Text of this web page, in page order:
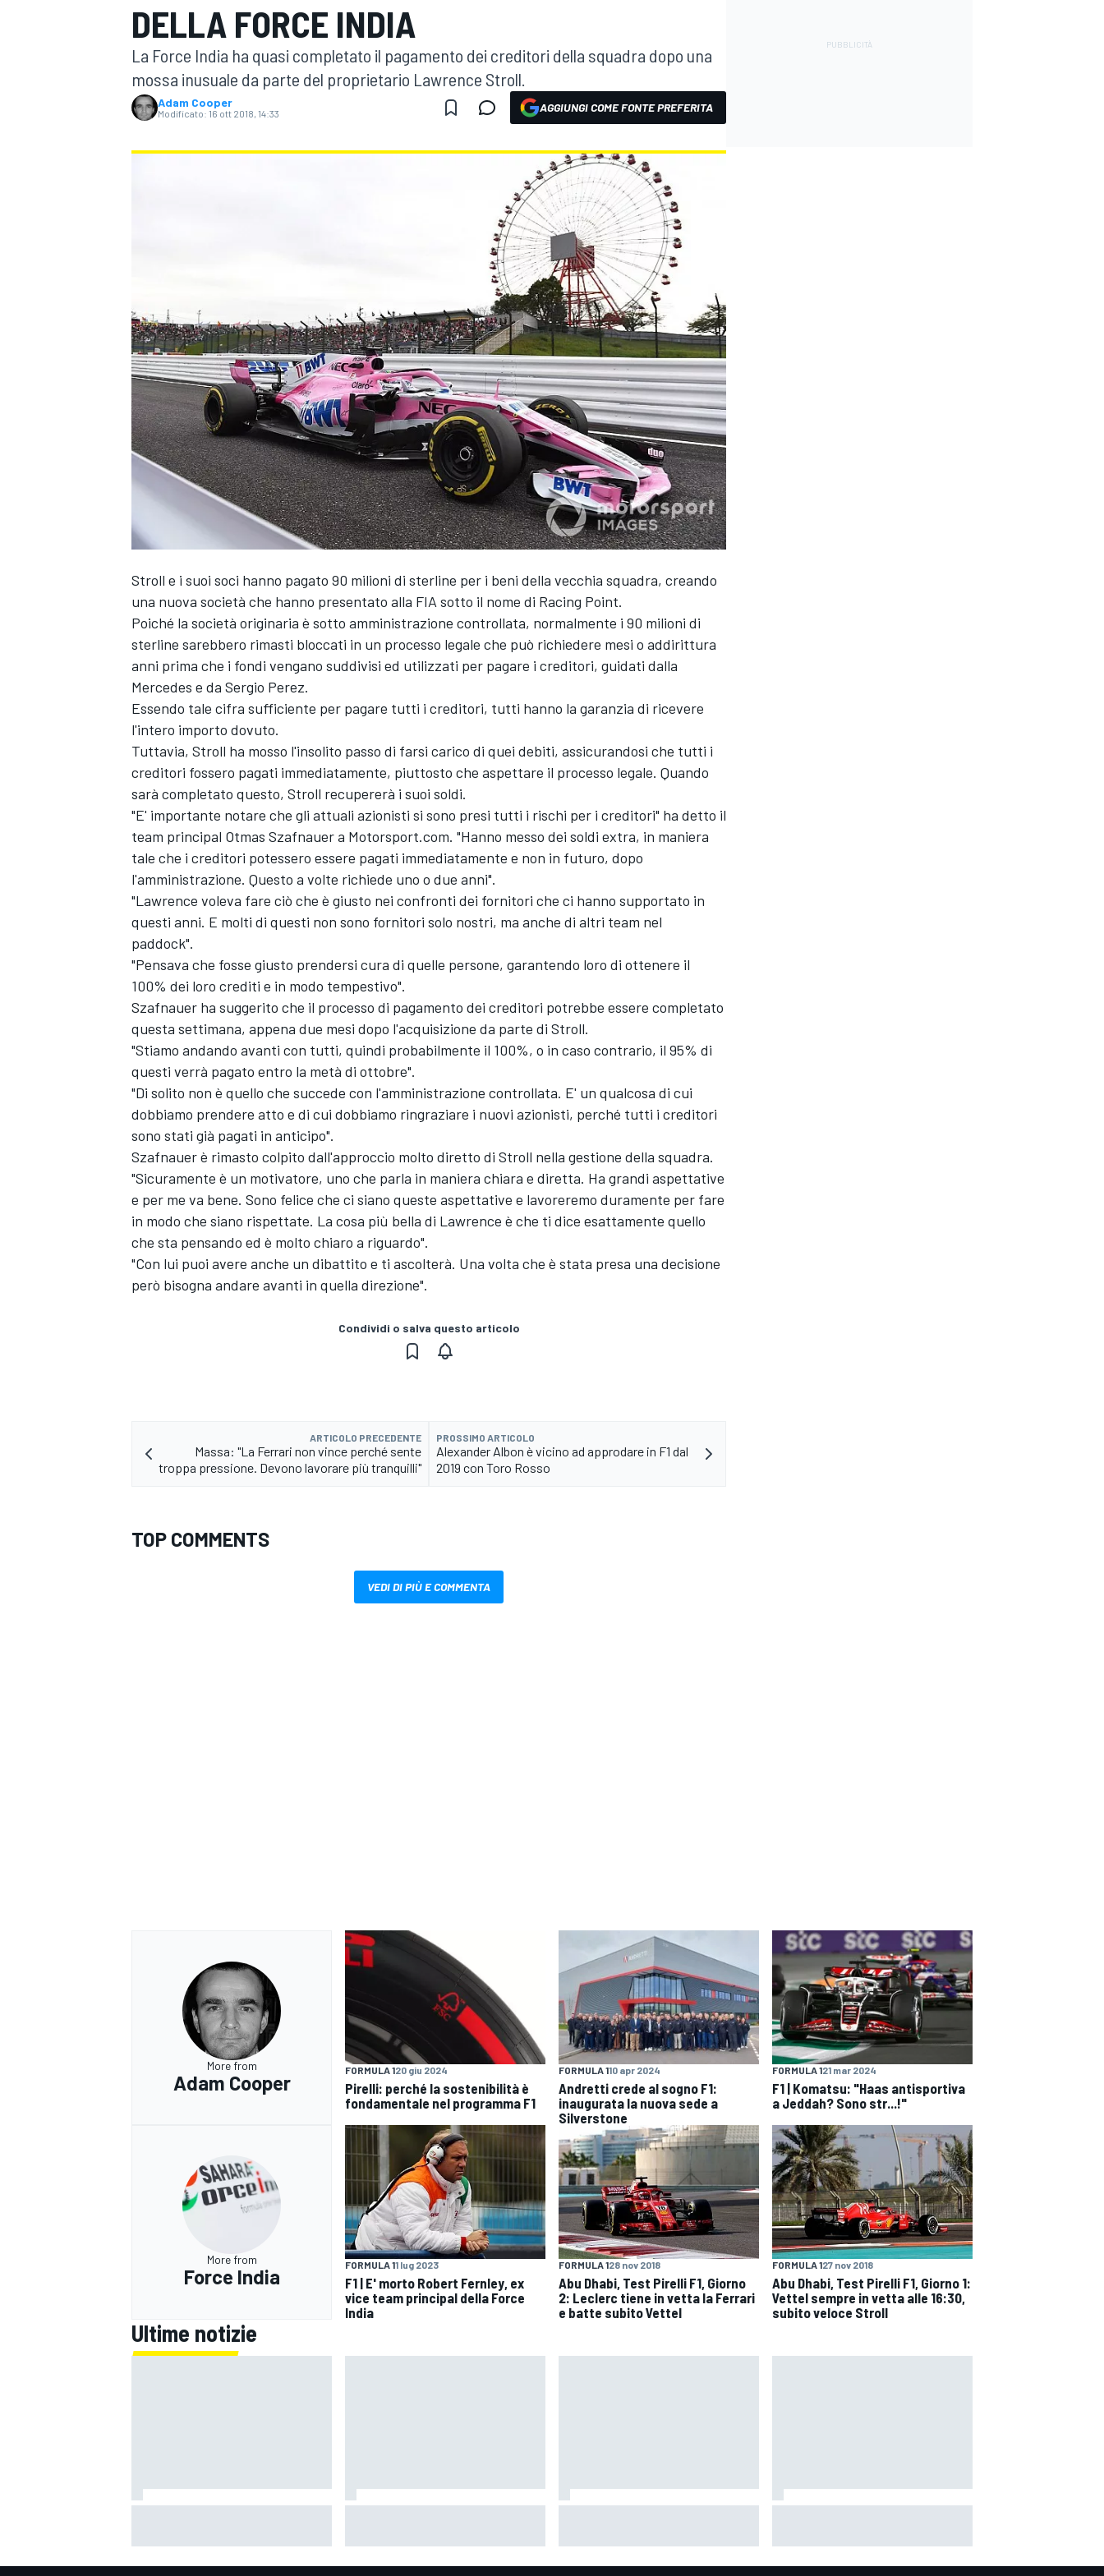
MOTOGP WEC
MONOPOSTO
DELLA FORCE INDIA
La Force India ha quasi completato il pagamento dei creditori della squadra dopo una
mossa inusuale da parte del proprietario Lawrence Stroll.
Adam Cooper
Modificato: 16 ott 2018, 14:33 AGGIUNGI COME FONTE PREFERITA
Stroll e i suoi soci hanno pagato 90 milioni di sterline per i beni della vecchia squadra, creando
una nuova società che hanno presentato alla FIA sotto il nome di Racing Point.
Poiché la società originaria è sotto amministrazione controllata, normalmente i 90 milioni di
sterline sarebbero rimasti bloccati in un processo legale che può richiedere mesi o addirittura
anni prima che i fondi vengano suddivisi ed utilizzati per pagare i creditori, guidati dalla
Mercedes e da Sergio Perez.
Essendo tale cifra sufficiente per pagare tutti i creditori, tutti hanno la garanzia di ricevere
l'intero importo dovuto.
Tuttavia, Stroll ha mosso l'insolito passo di farsi carico di quei debiti, assicurandosi che tutti i
creditori fossero pagati immediatamente, piuttosto che aspettare il processo legale. Quando
sarà completato questo, Stroll recupererà i suoi soldi.
"E' importante notare che gli attuali azionisti si sono presi tutti i rischi per i creditori" ha detto il
team principal Otmas Szafnauer a Motorsport.com. "Hanno messo dei soldi extra, in maniera
tale che i creditori potessero essere pagati immediatamente e non in futuro, dopo
l'amministrazione. Questo a volte richiede uno o due anni".
"Lawrence voleva fare ciò che è giusto nei confronti dei fornitori che ci hanno supportato in
questi anni. E molti di questi non sono fornitori solo nostri, ma anche di altri team nel
paddock".
"Pensava che fosse giusto prendersi cura di quelle persone, garantendo loro di ottenere il
100% dei loro crediti e in modo tempestivo".
Szafnauer ha suggerito che il processo di pagamento dei creditori potrebbe essere completato
questa settimana, appena due mesi dopo l'acquisizione da parte di Stroll.
"Stiamo andando avanti con tutti, quindi probabilmente il 100%, o in caso contrario, il 95% di
questi verrà pagato entro la metà di ottobre".
"Di solito non è quello che succede con l'amministrazione controllata. E' un qualcosa di cui
dobbiamo prendere atto e di cui dobbiamo ringraziare i nuovi azionisti, perché tutti i creditori
sono stati già pagati in anticipo".
Szafnauer è rimasto colpito dall'approccio molto diretto di Stroll nella gestione della squadra.
"Sicuramente è un motivatore, uno che parla in maniera chiara e diretta. Ha grandi aspettative
e per me va bene. Sono felice che ci siano queste aspettative e lavoreremo duramente per fare
in modo che siano rispettate. La cosa più bella di Lawrence è che ti dice esattamente quello
che sta pensando ed è molto chiaro a riguardo".
"Con lui puoi avere anche un dibattito e ti ascolterà. Una volta che è stata presa una decisione
però bisogna andare avanti in quella direzione".
Condividi o salva questo articolo
ARTICOLO PRECEDENTE
Massa: "La Ferrari non vince perché sente
troppa pressione. Devono lavorare più tranquilli"
PROSSIMO ARTICOLO
Alexander Albon è vicino ad approdare in F1 dal
2019 con Toro Rosso
TOP COMMENTS
VEDI DI PIÙ E COMMENTA
More from
Adam Cooper
FORMULA 120 giu 2024
Pirelli: perché la sostenibilità è
fondamentale nel programma F1
FORMULA 110 apr 2024
Andretti crede al sogno F1:
inaugurata la nuova sede a
Silverstone
FORMULA 121 mar 2024
F1 | Komatsu: "Haas antisportiva
a Jeddah? Sono str...!"
More from
Force India
FORMULA 11 lug 2023
F1 | E' morto Robert Fernley, ex
vice team principal della Force
India
FORMULA 128 nov 2018
Abu Dhabi, Test Pirelli F1, Giorno
2: Leclerc tiene in vetta la Ferrari
e batte subito Vettel
FORMULA 127 nov 2018
Abu Dhabi, Test Pirelli F1, Giorno 1:
Vettel sempre in vetta alle 16:30,
subito veloce Stroll
Ultime notizie